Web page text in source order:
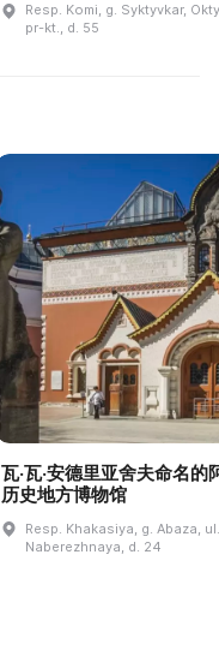
Resp. Komi, g. Syktyvkar,
pr-kt., d. 55
瓦·瓦·安德里亚舍夫命名的
历史地方博物馆
Resp. Khakasiya, g. Abaza, ul.
Naberezhnaya, d. 24